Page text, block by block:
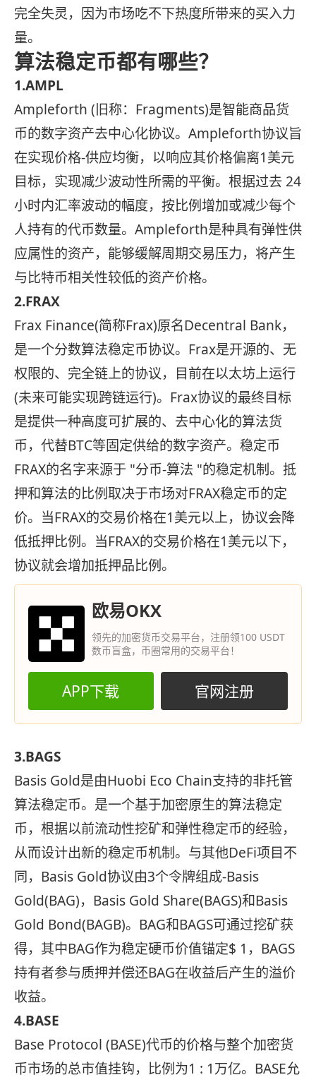
完全失灵，因为市场吃不下热度所带来的买入力
量。
算法稳定币都有哪些？
1.AMPL
Ampleforth (旧称：Fragments)是智能商品货
币的数字资产去中心化协议。Ampleforth协议旨
在实现价格-供应均衡，以响应其价格偏离1美元
目标，实现减少波动性所需的平衡。根据过去 24
小时内汇率波动的幅度，按比例增加或减少每个
人持有的代币数量。Ampleforth是种具有弹性供
应属性的资产，能够缓解周期交易压力，将产生
与比特币相关性较低的资产价格。
2.FRAX
Frax Finance(简称Frax)原名Decentral Bank，
是一个分数算法稳定币协议。Frax是开源的、无
权限的、完全链上的协议，目前在以太坊上运行
(未来可能实现跨链运行)。Frax协议的最终目标
是提供一种高度可扩展的、去中心化的算法货
币，代替BTC等固定供给的数字资产。稳定币
FRAX的名字来源于 "分币-算法 "的稳定机制。抵
押和算法的比例取决于市场对FRAX稳定币的定
价。当FRAX的交易价格在1美元以上，协议会降
低抵押比例。当FRAX的交易价格在1美元以下，
协议就会增加抵押品比例。
欧易OKX
领先的加密货币交易平台，注册领100 USDT
数币盲盒，币圈常用的交易平台！
APP下载 官网注册
3.BAGS
Basis Gold是由Huobi Eco Chain支持的非托管
算法稳定币。是一个基于加密原生的算法稳定
币，根据以前流动性挖矿和弹性稳定币的经验，
从而设计出新的稳定币机制。与其他DeFi项目不
同，Basis Gold协议由3个令牌组成-Basis
Gold(BAG)，Basis Gold Share(BAGS)和Basis
Gold Bond(BAGB)。BAG和BAGS可通过挖矿获
得，其中BAG作为稳定硬币价值锚定$ 1，BAGS
持有者参与质押并偿还BAG在收益后产生的溢价
收益。
4.BASE
Base Protocol (BASE)代币的价格与整个加密货
币市场的总市值挂钩，比例为1 : 1万亿。BASE允